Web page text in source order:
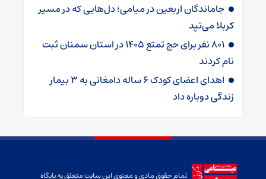
جاماندگان اربعین در میامی؛ دل‌هایی که در مسیر
کربلا می‌تپد
۸۰۱ نفر برای حج تمتع ۱۴۰۵ در استان سمنان ثبت
نام کردند
اهدای اعضای کودک ۶ ساله دامغانی به ۳ بیمار
زندگی دوباره داد
تمام حقوق مادی و معنوی این سایت متعلق به پایگاه